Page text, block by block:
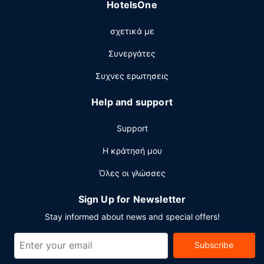
Uptown Kitchen (εστιατόριο) που σερβίρει μεσημεριανό
καφετέρια, ενώ παρέχεται και room service (κατά τη
διάρκεια συγκεκριμένων ωρών μόνο). Χαλαρώστε στο
τέλος της μέρας με ένα ποτό στο μπαρ/lounge. Με
επιπλέον χρέωση είναι διαθέσιμο πρωινό (πλήρες)
επιχειρηματικό κέντρο, ρεσεψιόν όλο το 24ωρο και
πολύγλωσσο προσωπικό.
HotelsOne
σχετικά με
Συνεργάτες
Συχνες ερωτησεις
Help and support
Support
Η κράτησή μου
Όλες οι γλώσσες
Sign Up for Newsletter
Stay informed about news and special offers!
Subscribe